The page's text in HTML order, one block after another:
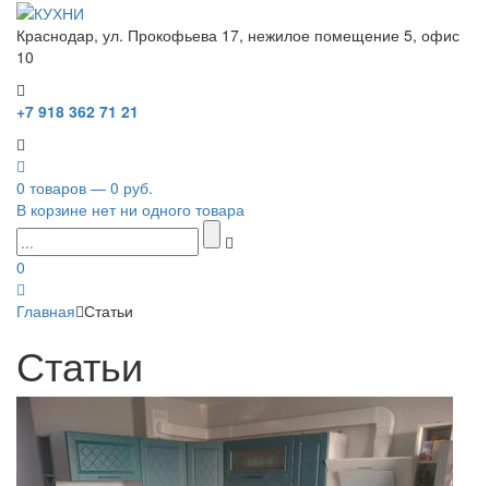
Краснодар, ул. Прокофьева 17, нежилое помещение 5, офис
10
+7 918 362 71 21
0 товаров — 0 руб.
В корзине нет ни одного товара
0
Главная Статьи
Статьи